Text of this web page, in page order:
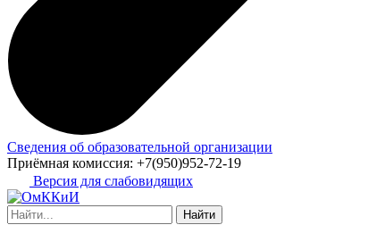
Сведения об образовательной организации
Приёмная комиссия: +7(950)952-72-19
Версия для слабовидящих
Найти: